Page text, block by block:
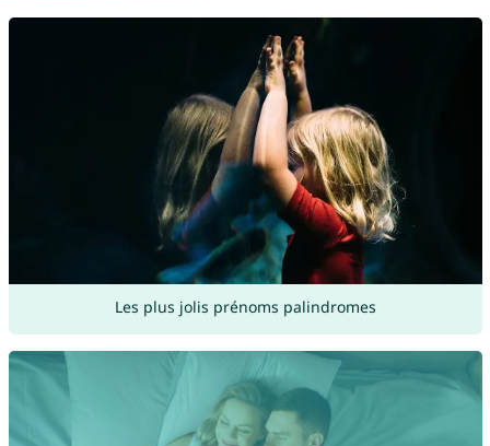
Les plus jolis prénoms palindromes